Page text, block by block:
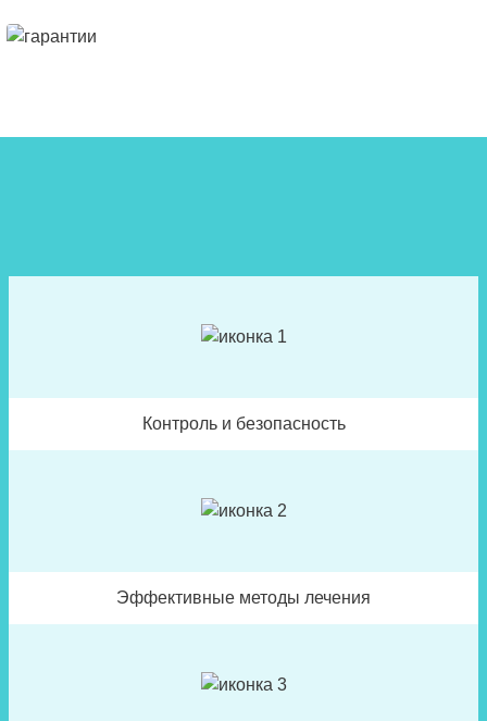
Контроль и безопасность
Эффективные методы лечения